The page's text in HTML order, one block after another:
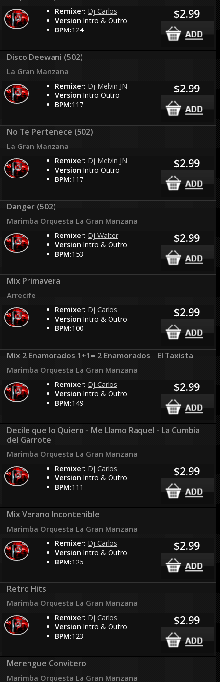
Remixer: Dj Carlos
Version:Intro & Outro
BPM:124
$2.99
Disco Deewani (502)
La Gran Manzana
Remixer: Dj Melvin JN
Version:Intro Outro
BPM:117
$2.99
No Te Pertenece (502)
La Gran Manzana
Remixer: Dj Melvin JN
Version:Intro Outro
BPM:117
$2.99
Danger (502)
Marimba Orquesta La Gran Manzana
Remixer: Dj Walter
Version:Intro & Outro
BPM:153
$2.99
Mix Primavera
Arrecife
Remixer: Dj Carlos
Version:Intro & Outro
BPM:100
$2.99
Mix 2 Enamorados 1+1= 2 Enamorados - El Taxista
Marimba Orquesta La Gran Manzana
Remixer: Dj Carlos
Version:Intro & Outro
BPM:149
$2.99
Decile que lo Quiero - Me Llamo Raquel - La Cumbia
del Garrote
Marimba Orquesta La Gran Manzana
Remixer: Dj Carlos
Version:Intro & Outro
BPM:111
$2.99
Mix Verano Incontenible
Marimba Orquesta La Gran Manzana
Remixer: Dj Carlos
Version:Intro & Outro
BPM:125
$2.99
Retro Hits
Marimba Orquesta La Gran Manzana
Remixer: Dj Carlos
Version:Intro & Outro
BPM:123
$2.99
Merengue Convitero
Marimba Orquesta La Gran Manzana